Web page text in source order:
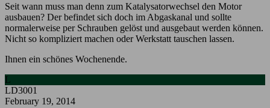
Seit wann muss man denn zum Katalysatorwechsel den Motor
ausbauen? Der befindet sich doch im Abgaskanal und sollte
normalerweise per Schrauben gelöst und ausgebaut werden können.
Nicht so kompliziert machen oder Werkstatt tauschen lassen.
Ihnen ein schönes Wochenende.
L
LD3001
February 19, 2014